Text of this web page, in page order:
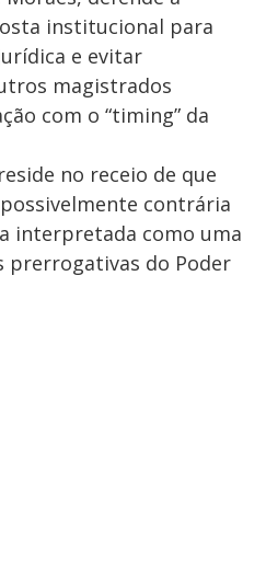
institucional para
e evitar
magistrados
com o “timing” da
no receio de que
contrária
interpretada como uma
prerrogativas do Poder